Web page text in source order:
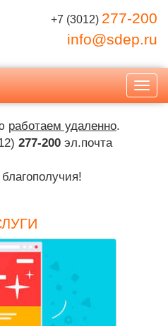
+7 (3012) 277-200
info@sdep.ru
работаем удаленно.
277-200 эл.почта